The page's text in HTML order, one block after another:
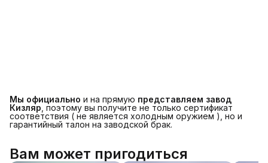
Мы официально и на прямую представляем завод
Кизляр , поэтому вы получите не только сертификат
соответствия ( не является холодным оружием ), но и
гарантийный талон на заводской брак.
Вам может пригодиться